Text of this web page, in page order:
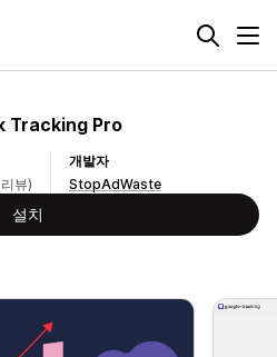
Tracking Pro
뷰)
개발자
StopAdWaste
설치